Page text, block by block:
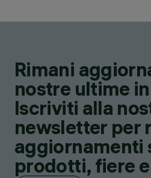
Rimani
nostre ultime
Iscriviti alla
newsletter per
aggiornamenti
prodotti, fiere